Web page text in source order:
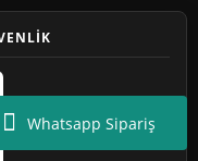
Whatsapp Sipariş